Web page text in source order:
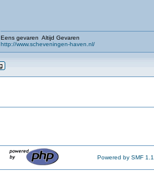
Eens gevaren Altijd Gevaren
http://www.scheveningen-haven.nl/
Powered by SMF